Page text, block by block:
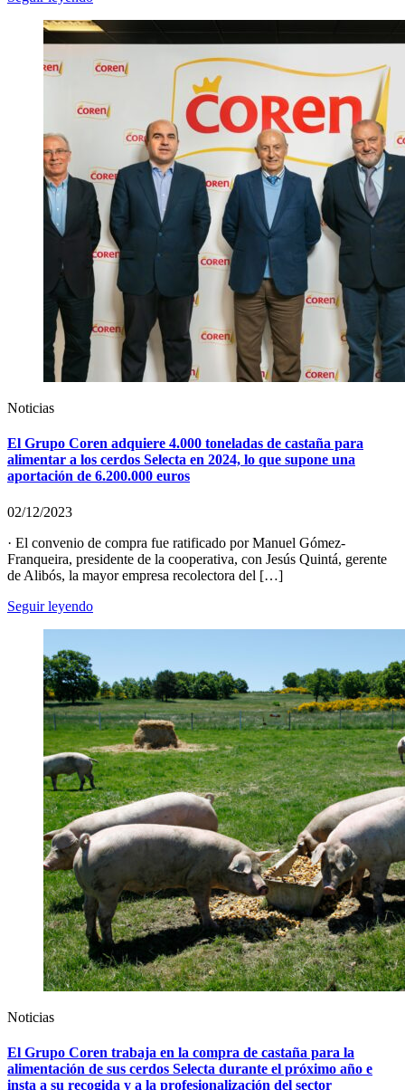
Noticias
El Grupo Coren adquiere 4.000 toneladas de castaña para
alimentar a los cerdos Selecta en 2024, lo que supone una
aportación de 6.200.000 euros
02/12/2023
· El convenio de compra fue ratificado por Manuel Gómez-
Franqueira, presidente de la cooperativa, con Jesús Quintá, gerente
de Alibós, la mayor empresa recolectora del […]
Seguir leyendo
Noticias
El Grupo Coren trabaja en la compra de castaña para la
alimentación de sus cerdos Selecta durante el próximo año e
insta a su recogida y a la profesionalización del sector